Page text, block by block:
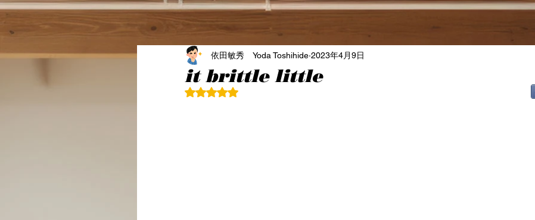
it brittle little
依田敏秀 Yoda Toshihide 2023年4月9日
5つ星のうちNaNと評価されています。